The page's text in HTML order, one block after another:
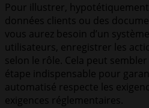
Pour illustrer,
données clients ou des
vous aurez besoin d’un
utilisateurs, enregistrer les
selon le rôle. Cela peut
étape indispensable pour
automatisé respecte les
exigences réglementaires.